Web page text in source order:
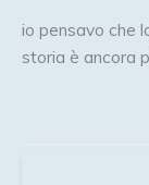
io pensavo che
storia è ancora